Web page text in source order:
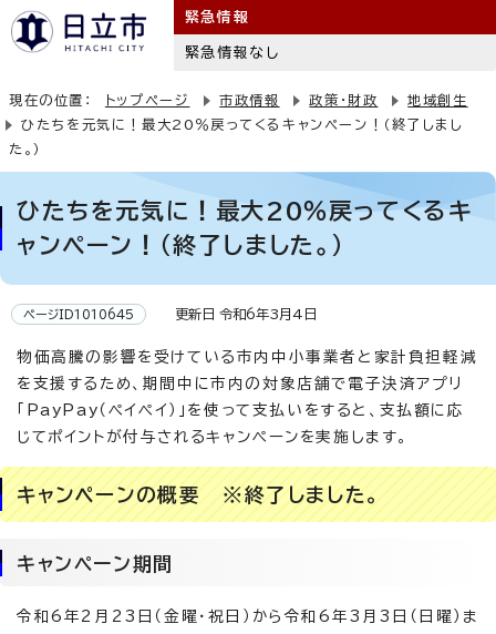
緊急情報
緊急情報なし
現在の位置： トップページ 市政情報 政策・財政
地域創生
ひたちを元気に！最大20％戻ってくるキャンペーン！（終了しまし
た。）
ひたちを元気に！最大20％戻ってくるキ
ャンペーン！（終了しました。）
ページID1010645 更新日 令和6年3月4日
物価高騰の影響を受けている市内中小事業者と家計負担軽減
を支援するため、期間中に市内の対象店舗で電子決済アプリ
「PayPay（ペイペイ）」を使って支払いをすると、支払額に応
じてポイントが付与されるキャンペーンを実施します。
キャンペーンの概要 ※終了しました。
キャンペーン期間
令和6年2月23日（金曜・祝日）から令和6年3月3日（日曜）ま